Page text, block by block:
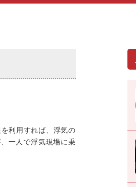
利用すれば、浮気の
一人で浮気現場に乗